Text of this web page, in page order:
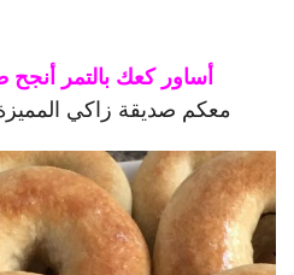
أساور كعك بالتمر
معكم صديقة زاكي